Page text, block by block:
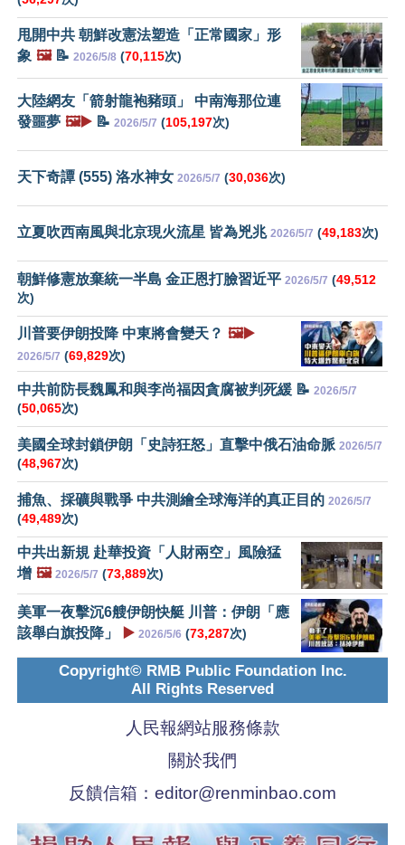
甩開中共 朝鮮改憲法塑造「正常國家」形
象 🖼️📝 2026/5/8 (70,115次)
大陸網友「箭射龍袍豬頭」 中南海那位連
發噩夢 🖼️▶️ 📝 2026/5/7 (105,197次)
天下奇譚 (555) 洛水神女 2026/5/7 (30,036次)
立夏吹西南風與北京現火流星 皆為兇兆 2026/5/7 (49,183次)
朝鮮修憲放棄統一半島 金正恩打臉習近平 2026/5/7 (49,512
次)
川普要伊朗投降 中東將會變天？ 🖼️▶️
2026/5/7 (69,829次)
中共前防長魏鳳和與李尚福因貪腐被判死緩 📝 2026/5/7
(50,065次)
美國全球封鎖伊朗「史詩狂怒」直擊中俄石油命脈 2026/5/7
(48,967次)
捕魚、採礦與戰爭 中共測繪全球海洋的真正目的 2026/5/7
(49,489次)
中共出新規 赴華投資「人財兩空」風險猛
增 🖼️ 2026/5/7 (73,889次)
美軍一夜擊沉6艘伊朗快艇 川普：伊朗「應
該舉白旗投降」
▶️ 2026/5/6 (73,287次)
Copyright© RMB Public Foundation Inc.
All Rights Reserved
人民報網站服務條款
關於我們
反饋信箱： editor@renminbao.com